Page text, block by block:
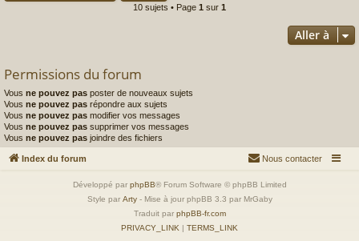
10 sujets • Page 1 sur 1
Aller à
Permissions du forum
Vous ne pouvez pas poster de nouveaux sujets
Vous ne pouvez pas répondre aux sujets
Vous ne pouvez pas modifier vos messages
Vous ne pouvez pas supprimer vos messages
Vous ne pouvez pas joindre des fichiers
Index du forum Nous contacter
Développé par phpBB® Forum Software © phpBB Limited
Style par Arty- Mise à jour phpBB 3.3 par MrGaby
Traduit par phpBB-fr.com
PRIVACY_LINK | TERMS_LINK